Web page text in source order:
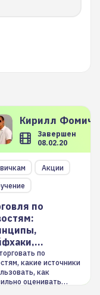
Кирилл
Завершен
08.02.20
Акции
по
по
какие источники
как
оценивать